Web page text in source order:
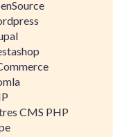
CMS PHP